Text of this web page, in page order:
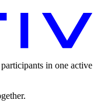
in one active